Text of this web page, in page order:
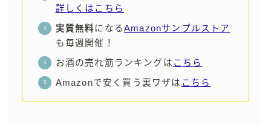
詳しくはこちら
実質無料になるAmazonサンプルストア
も毎週開催！
お酒の売れ筋ランキングは こちら
Amazonで安く買う裏ワザは こちら